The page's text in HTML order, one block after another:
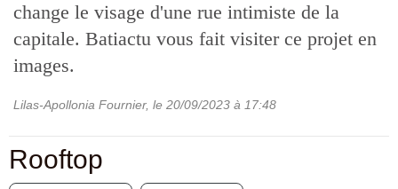
change le visage d'une rue intimiste de la
capitale. Batiactu vous fait visiter ce projet en
images.
Lilas-Apollonia Fournier, le 20/09/2023 à 17:48
Rooftop